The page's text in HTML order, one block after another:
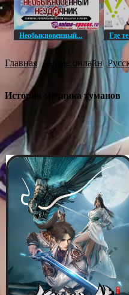
Необыкновенный... Где
Главная Аниме онлайн
История мечника туманов